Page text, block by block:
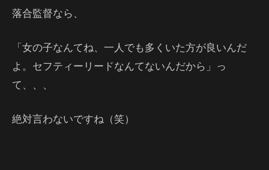
落合監督なら、
「女の子なんてね、一人でも多くいた方が良いんだ
よ。セフティーリードなんてないんだから」っ
て、、、
絶対言わないですね（笑）